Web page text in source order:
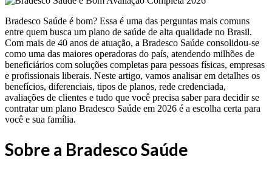
Bradesco Saúde é bom? Essa é uma das perguntas mais comuns
entre quem busca um plano de saúde de alta qualidade no Brasil.
Com mais de 40 anos de atuação, a Bradesco Saúde consolidou-se
como uma das maiores operadoras do país, atendendo milhões de
beneficiários com soluções completas para pessoas físicas, empresas
e profissionais liberais. Neste artigo, vamos analisar em detalhes os
benefícios, diferenciais, tipos de planos, rede credenciada,
avaliações de clientes e tudo que você precisa saber para decidir se
contratar um plano Bradesco Saúde em 2026 é a escolha certa para
você e sua família.
Sobre a Bradesco Saúde